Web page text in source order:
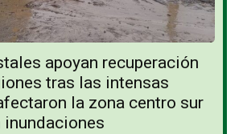
apoyan recuperación
tras las intensas
la zona centro sur